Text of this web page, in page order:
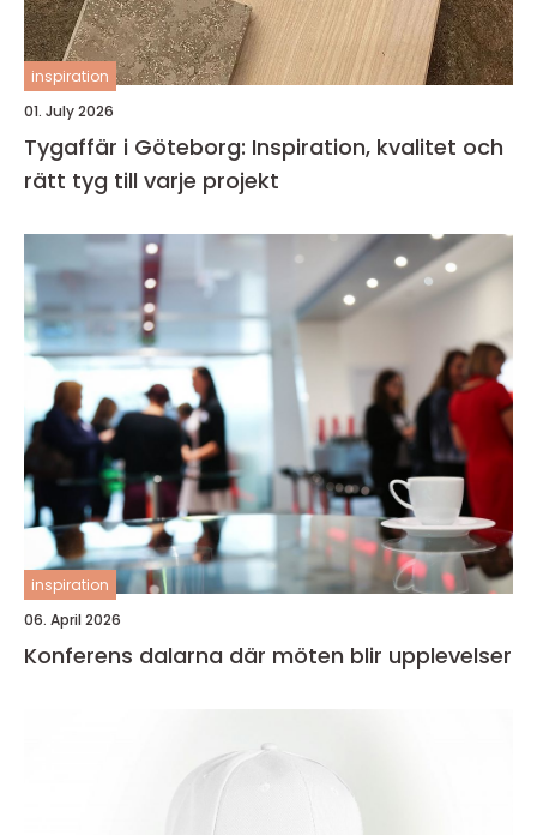
inspiration
01. July 2026
Tygaffär i Göteborg: Inspiration, kvalitet och
rätt tyg till varje projekt
inspiration
06. April 2026
Konferens dalarna där möten blir upplevelser